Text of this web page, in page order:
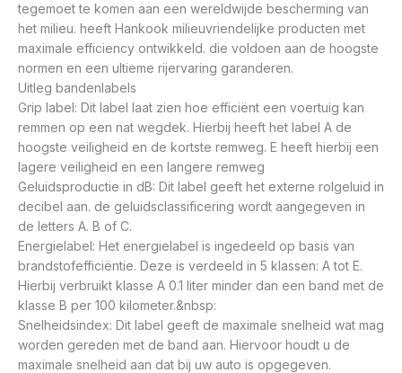
tegemoet te komen aan een wereldwijde bescherming van
het milieu. heeft Hankook milieuvriendelijke producten met
maximale efficiency ontwikkeld. die voldoen aan de hoogste
normen en een ultieme rijervaring garanderen.
Uitleg bandenlabels
Grip label: Dit label laat zien hoe efficiënt een voertuig kan
remmen op een nat wegdek. Hierbij heeft het label A de
hoogste veiligheid en de kortste remweg. E heeft hierbij een
lagere veiligheid en een langere remweg
Geluidsproductie in dB: Dit label geeft het externe rolgeluid in
decibel aan. de geluidsclassificering wordt aangegeven in
de letters A. B of C.
Energielabel: Het energielabel is ingedeeld op basis van
brandstofefficiëntie. Deze is verdeeld in 5 klassen: A tot E.
Hierbij verbruikt klasse A 0.1 liter minder dan een band met de
klasse B per 100 kilometer.&nbsp:
Snelheidsindex: Dit label geeft de maximale snelheid wat mag
worden gereden met de band aan. Hiervoor houdt u de
maximale snelheid aan dat bij uw auto is opgegeven.